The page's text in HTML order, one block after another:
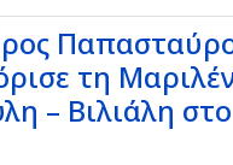
τη
– Βιλιάλη στο